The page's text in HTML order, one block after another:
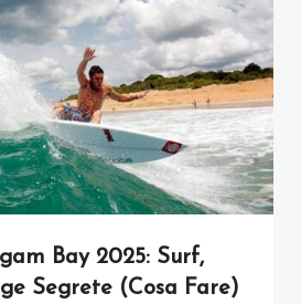
Bay 2025: Surf,
Segrete (Cosa Fare)